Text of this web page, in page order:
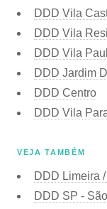
DDD Vila
DDD Vila
DDD Vila
DDD Jardim
DDD Centro
DDD Vila
VEJA TAMBÉM
DDD Limeira
DDD SP -